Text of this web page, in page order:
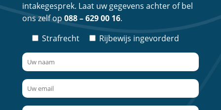
intakegesprek. Laat uw gegevens achter of bel
ons zelf op 088 – 629 00 16.
Strafrecht
Rijbewijs ingevorderd